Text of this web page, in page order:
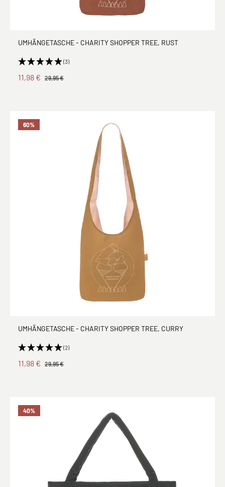
UMHÄNGETASCHE - CHARITY SHOPPER TREE, RUST
(3)
11,98 € 29,95 €
60%
UMHÄNGETASCHE - CHARITY SHOPPER TREE, CURRY
(2)
11,98 € 29,95 €
40%